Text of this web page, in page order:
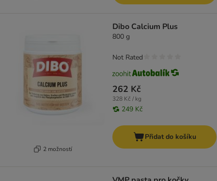
2 možností
Dibo Calcium Plus
800 g
262 Kč
328 Kč / kg
249 Kč
Not Rated
Přidat do košíku